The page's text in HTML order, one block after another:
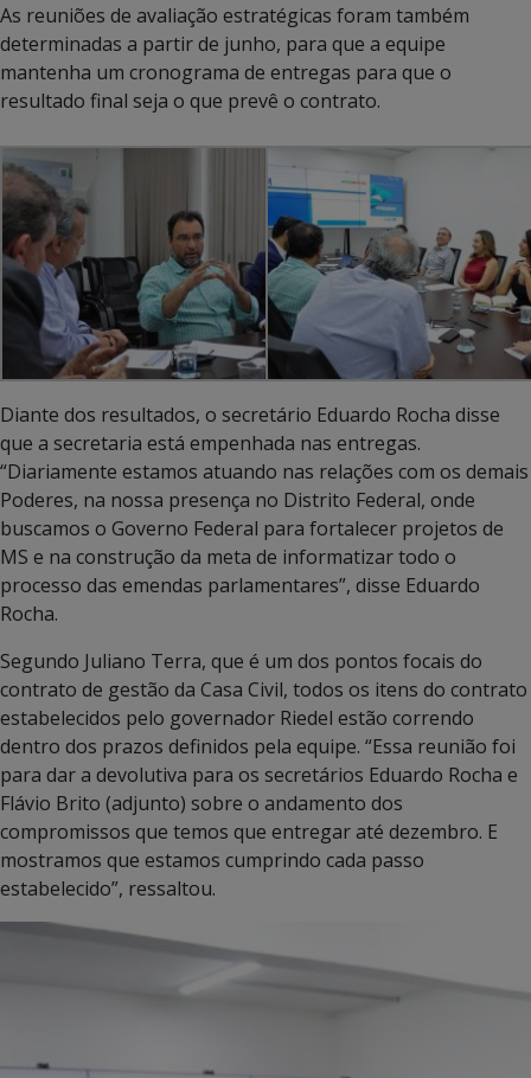
As reuniões de avaliação estratégicas foram também
determinadas a partir de junho, para que a equipe
mantenha um cronograma de entregas para que o
resultado final seja o que prevê o contrato.
Diante dos resultados, o secretário Eduardo Rocha disse
que a secretaria está empenhada nas entregas.
“Diariamente estamos atuando nas relações com os demais
Poderes, na nossa presença no Distrito Federal, onde
buscamos o Governo Federal para fortalecer projetos de
MS e na construção da meta de informatizar todo o
processo das emendas parlamentares”, disse Eduardo
Rocha.
Segundo Juliano Terra, que é um dos pontos focais do
contrato de gestão da Casa Civil, todos os itens do contrato
estabelecidos pelo governador Riedel estão correndo
dentro dos prazos definidos pela equipe. “Essa reunião foi
para dar a devolutiva para os secretários Eduardo Rocha e
Flávio Brito (adjunto) sobre o andamento dos
compromissos que temos que entregar até dezembro. E
mostramos que estamos cumprindo cada passo
estabelecido”, ressaltou.